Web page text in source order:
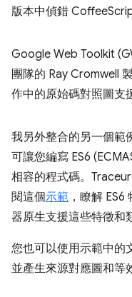
版本中偵錯
Google Web Toolkit
團隊的 Ray Cromwell
作中的原始碼對照圖支
我另外整合的另一個範
可讓您編寫 ES6
相容的程式碼。
閱這個示範 ，瞭解
器原生支援這些特徵和
您也可以使用示範中的
並產生來源對應圖和等